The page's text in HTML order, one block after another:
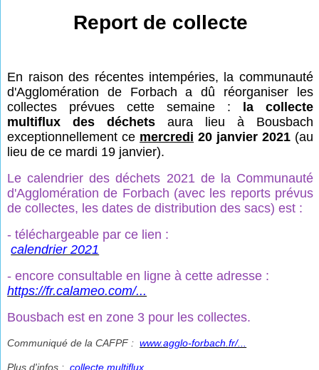
Report de collecte
En raison des récentes intempéries, la communauté
d'Agglomération de Forbach a dû réorganiser les
collectes prévues cette semaine : la collecte
multiflux des déchets aura lieu à Bousbach
exceptionnellement ce mercredi 20 janvier 2021(au
lieu de ce mardi 19 janvier).
Le calendrier des déchets 2021 de la Communauté
d'Agglomération de Forbach (avec les reports prévus
de collectes, les dates de distribution des sacs) est :
- téléchargeable par ce lien :
calendrier 2021
- encore consultable en ligne à cette adresse :
https://fr.calameo.com/...
Bousbach est en zone 3 pour les collectes.
Communiqué de la CAFPF :www.agglo-forbach.fr/...
Plus d'infos :collecte multiflux